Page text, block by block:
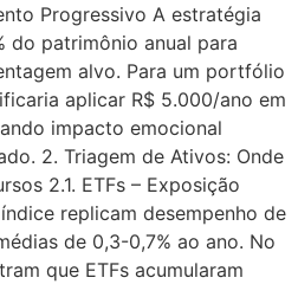
Progressivo A estratégia
do patrimônio anual para
alvo. Para um portfólio
aplicar R$ 5.000/ano em
impacto emocional
2. Triagem de Ativos: Onde
2.1. ETFs – Exposição
replicam desempenho de
de 0,3-0,7% ao ano. No
que ETFs acumularam